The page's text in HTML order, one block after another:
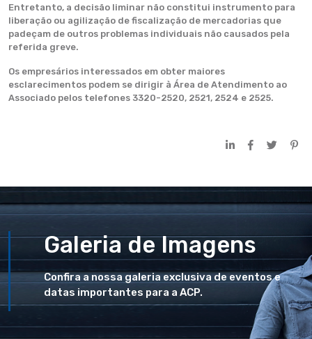
Entretanto, a decisão liminar não constitui instrumento para
liberação ou agilização de fiscalização de mercadorias que
padeçam de outros problemas individuais não causados pela
referida greve.
Os empresários interessados em obter maiores
esclarecimentos podem se dirigir à Área de Atendimento ao
Associado pelos telefones 3320-2520, 2521, 2524 e 2525.
Galeria de Imagens
Confira a nossa galeria exclusiva de eventos e
datas importantes para a ACP.